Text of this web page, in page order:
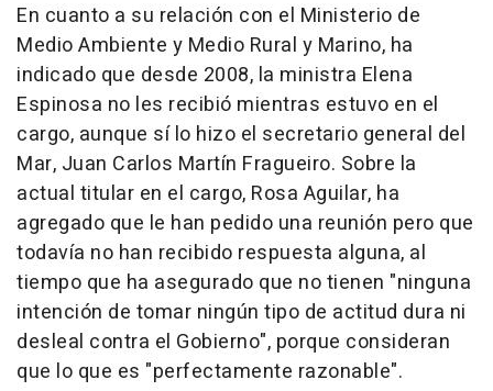
En cuanto a su relación con el Ministerio de
Medio Ambiente y Medio Rural y Marino, ha
indicado que desde 2008, la ministra Elena
Espinosa no les recibió mientras estuvo en el
cargo, aunque sí lo hizo el secretario general del
Mar, Juan Carlos Martín Fragueiro. Sobre la
actual titular en el cargo, Rosa Aguilar, ha
agregado que le han pedido una reunión pero que
todavía no han recibido respuesta alguna, al
tiempo que ha asegurado que no tienen "ninguna
intención de tomar ningún tipo de actitud dura ni
desleal contra el Gobierno", porque consideran
que lo que es "perfectamente razonable".